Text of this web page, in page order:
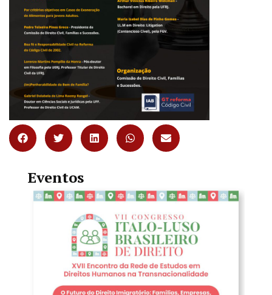
Eventos